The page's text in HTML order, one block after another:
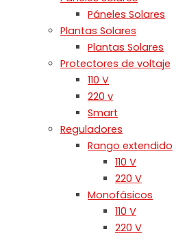
Páneles Solares
Plantas Solares
Plantas Solares
Protectores de voltaje
110 V
220 v
Smart
Reguladores
Rango extendido
110 V
220 V
Monofásicos
110 V
220 V